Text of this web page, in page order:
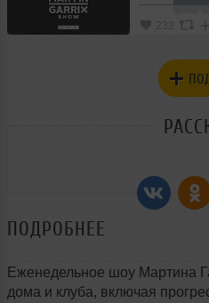
232
ПОДРОБНЕЕ
Еженедельное шоу Мартина
дома и клуба, включая